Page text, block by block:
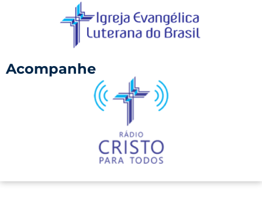
Acompanhe